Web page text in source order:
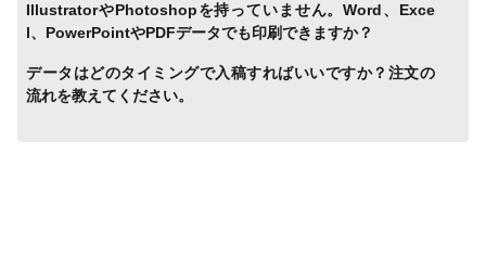
IllustratorやPhotoshopを持っていません。Word、Exce
l、PowerPointやPDFデータでも印刷できますか？
データはどのタイミングで入稿すればいいですか？注文の
流れを教えてください。